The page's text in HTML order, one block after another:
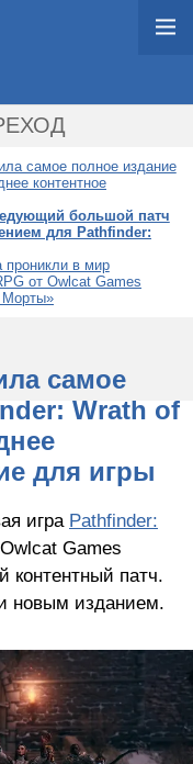
самое полное издание
контентное
большой патч
для Pathfinder:
проникли в мир
от Owlcat Games
Морты»
самое
Wrath of
для игры
игра Pathfinder:
Games
патч.
новым изданием.